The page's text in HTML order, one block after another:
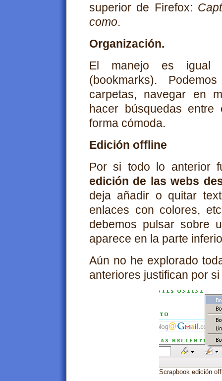
superior de Firefox:
como.
Organización.
El manejo es igual
(bookmarks).
carpetas, navegar en
hacer búsquedas entre
forma cómoda.
Edición offline
Por si todo lo anterior
edición de las webs
deja añadir o quitar
enlaces con colores,
debemos pulsar sobre
aparece en la parte
Aún no he explorado
anteriores justifican por
Scrapbook edición